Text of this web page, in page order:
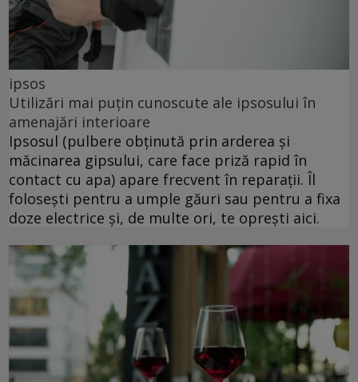
ipsos
Utilizări mai puțin cunoscute ale ipsosului în
amenajări interioare
Ipsosul (pulbere obținută prin arderea și
măcinarea gipsului, care face priză rapid în
contact cu apa) apare frecvent în reparații. Îl
folosești pentru a umple găuri sau pentru a fixa
doze electrice și, de multe ori, te oprești aici.